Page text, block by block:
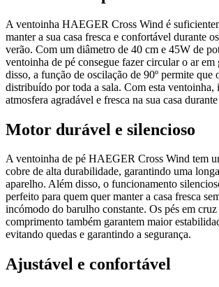
A ventoinha HAEGER Cross Wind é
manter a sua casa fresca e confortável durante
verão. Com um diâmetro de 40 cm e 45W de
ventoinha de pé consegue fazer circular o ar em
disso, a função de oscilação de 90º permite que
distribuído por toda a sala. Com esta ventoinha,
atmosfera agradável e fresca na sua casa
Motor durável e silencioso
A ventoinha de pé HAEGER Cross Wind tem
cobre de alta durabilidade, garantindo uma
aparelho. Além disso, o funcionamento
perfeito para quem quer manter a casa fresca
incómodo do barulho constante. Os pés em
comprimento também garantem maior
evitando quedas e garantindo a segurança.
Ajustável e confortável